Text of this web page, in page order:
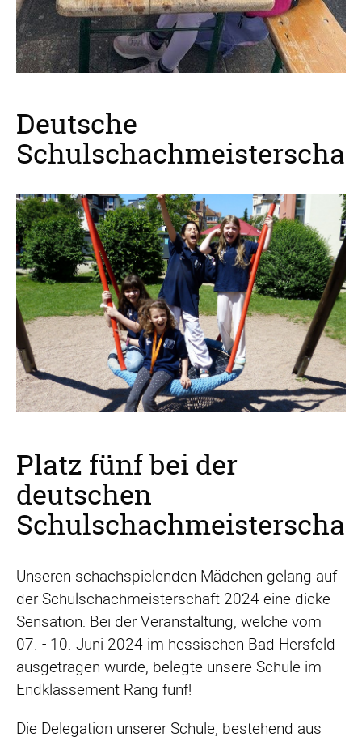
Deutsche
Platz fünf bei der
deutschen
Unseren schachspielenden Mädchen gelang auf
der Schulschachmeisterschaft 2024 eine dicke
Sensation: Bei der Veranstaltung, welche vom
07. - 10. Juni 2024 im hessischen Bad Hersfeld
ausgetragen wurde, belegte unsere Schule im
Endklassement Rang fünf!
Die Delegation unserer Schule, bestehend aus